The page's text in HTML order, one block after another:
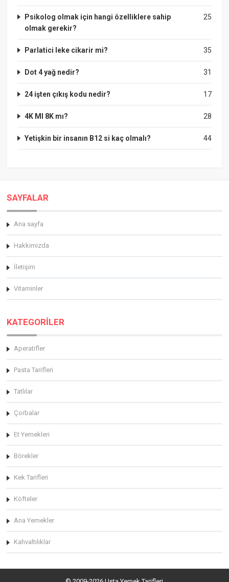
25
Psikolog olmak için hangi özelliklere sahip
olmak gerekir?
35
Parlatici leke cikarir mi?
31
Dot 4 yağ nedir?
17
24 işten çıkış kodu nedir?
28
4K MI 8K mı?
44
Yetişkin bir insanın B12 si kaç olmalı?
SAYFALAR
Ana sayfa
Hakkimizda
İletişim
Vitaminler
KATEGORİLER
Aperatifler
Pasta Tarifleri
Tatlılar
Çorbalar
Et Yemekleri
Börekler
Kek Tarifleri
Köfteler
Ana Yemekler
Kahvaltılıklar